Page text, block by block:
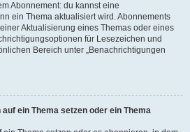
Abonnement: du kannst eine
ein Thema aktualisiert wird. Abonnements
Aktualisierung eines Themas oder eines
für Lesezeichen und
Bereich unter „Benachrichtigungen
ein Thema setzen oder ein Thema